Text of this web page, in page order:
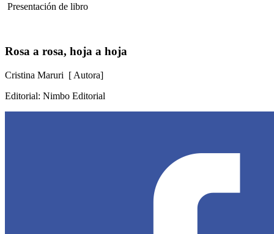
Presentación de libro
Rosa a rosa, hoja a hoja
Cristina Maruri [ Autora]
Editorial: Nimbo Editorial